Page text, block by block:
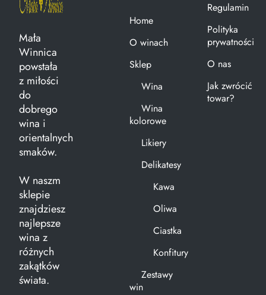
Mała
Winnica
powstała
z miłości
do
dobrego
wina i
orientalnych
smaków.
W naszm
sklepie
znajdziesz
najlepsze
wina z
różnych
zakątków
świata.
Home
O winach
Sklep
Wina
Wina
kolorowe
Likiery
Delikatesy
Kawa
Oliwa
Ciastka
Konfitury
Zestawy
win
Regulamin
Polityka
prywatności
O nas
Jak zwrócić
towar?